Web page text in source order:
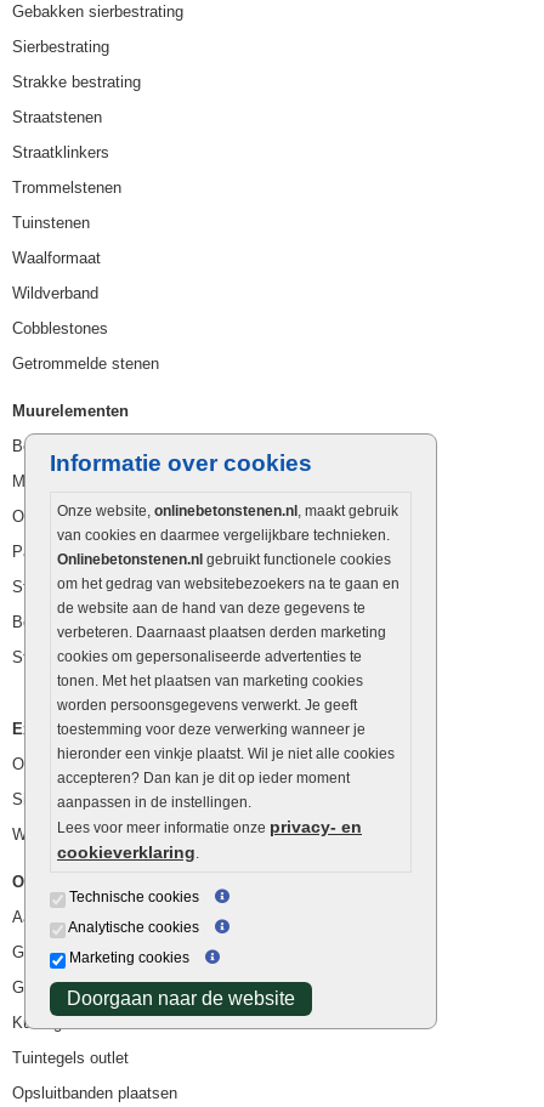
Informatie over cookies
Onze website, onlinebetonstenen.nl , maakt gebruik
van cookies en daarmee vergelijkbare technieken.
Onlinebetonstenen.nl gebruikt functionele cookies
om het gedrag van websitebezoekers na te gaan en
de website aan de hand van deze gegevens te
verbeteren. Daarnaast plaatsen derden marketing
cookies om gepersonaliseerde advertenties te
tonen. Met het plaatsen van marketing cookies
worden persoonsgegevens verwerkt. Je geeft
toestemming voor deze verwerking wanneer je
hieronder een vinkje plaatst. Wil je niet alle cookies
accepteren? Dan kan je dit op ieder moment
aanpassen in de instellingen.
Lees voor meer informatie onze privacy- en
cookieverklaring
Technische cookies
Analytische cookies
Marketing cookies
Doorgaan naar de website
Gebakken sierbestrating
Sierbestrating
Strakke bestrating
Straatstenen
Straatklinkers
Trommelstenen
Tuinstenen
Waalformaat
Wildverband
Cobblestones
Getrommelde stenen
Muurelementen
Betonbielzen
Muurstenen
Opsluitbanden
Palissaden
Stapelblokken
Betonblokken
Stapelstenen
Extra benodigdheden
Ophoogzand
Siergrind en siersplit
Waterafvoer
Overig
Aanbiedingen
Goedkope bestrating
Goedkope tuintegels
Kunstgras
Tuintegels outlet
Opsluitbanden plaatsen